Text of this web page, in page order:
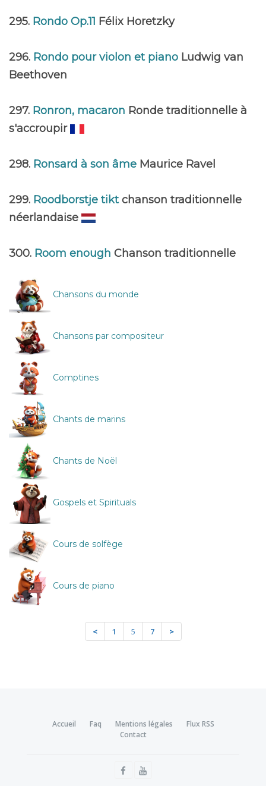
295. Rondo Op.11 Félix Horetzky
296. Rondo pour violon et piano Ludwig van
Beethoven
297. Ronron, macaron Ronde traditionnelle à
s'accroupir
298. Ronsard à son âme Maurice Ravel
299. Roodborstje tiktchanson traditionnelle
néerlandaise
300. Room enough Chanson traditionnelle
Chansons du monde
Chansons par compositeur
Comptines
Chants de marins
Chants de Noël
Gospels et Spirituals
Cours de solfège
Cours de piano
< 1 5 7 >
Accueil Faq Mentions légales
Flux RSS
Contact